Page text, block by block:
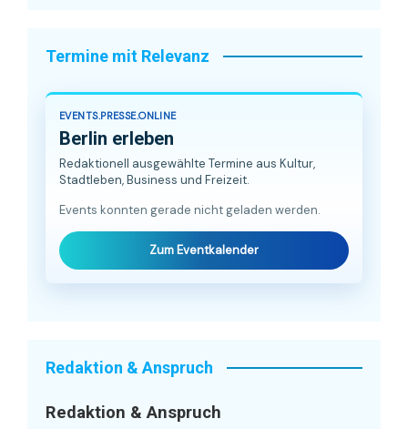
Termine mit Relevanz
EVENTS.PRESSE.ONLINE
Berlin erleben
Redaktionell ausgewählte Termine aus Kultur,
Stadtleben, Business und Freizeit.
Events konnten gerade nicht geladen werden.
Zum Eventkalender
Redaktion & Anspruch
Redaktion & Anspruch